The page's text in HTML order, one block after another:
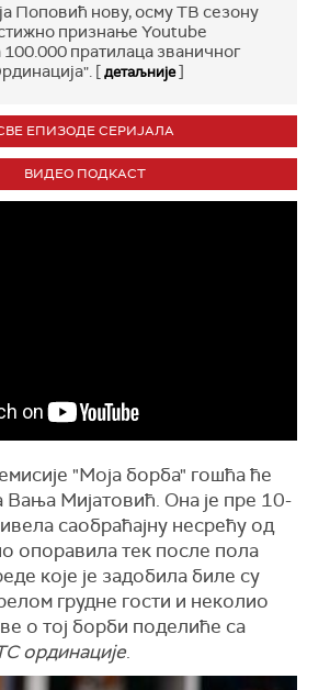
Поповић нову, осму ТВ сезону
признање Youtube
пратилаца званичног
[детаљније]
ЕПИЗОДЕ СЕРИЈАЛА
ВИДЕО ПОДКАСТ
"Моја борба" гошћа ће
Вања Мијатовић. Она је пре 10-
саобраћајну несрећу од
опоравила тек после пола
које је задобила биле су
грудне гости и неколио
о тој борби поделиће са
ординације.